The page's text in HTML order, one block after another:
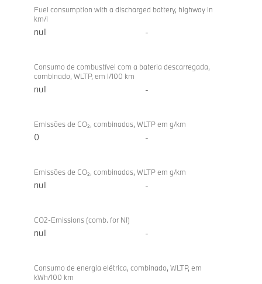
Fuel consumption with a discharged battery, highway in
km/l
null -
Consumo de combustível com a bateria descarregada,
combinado, WLTP, em l/100 km
null -
Emissões de CO₂, combinadas, WLTP em g/km
0 -
Emissões de CO₂, combinadas, WLTP em g/km
null -
CO2-Emissions (comb. for NI)
null -
Consumo de energia elétrica, combinado, WLTP, em
kWh/100 km